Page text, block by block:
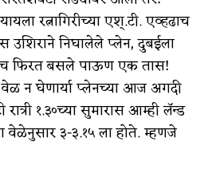
रत्नागिरीच्या एश्.टी. एव्हढाच
निघालेले प्लेन, दुबईला
फिरत बसले पाऊण एक तास!
न घेणार्या प्लेनच्या आज अगदी
१.३०च्या सुमारास आम्ही लॅन्ड
वेळेनुसार ३-३.१५ ला होते. म्हणजे